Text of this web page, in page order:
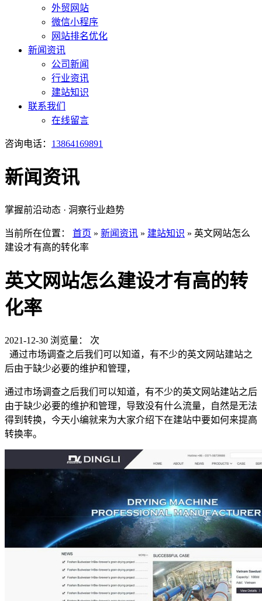
外贸网站
微信小程序
网站排名优化
新闻资讯
公司新闻
行业资讯
建站知识
联系我们
在线留言
咨询电话： 13864169891
新闻资讯
掌握前沿动态 · 洞察行业趋势
当前所在位置： 首页 » 新闻资讯 » 建站知识 » 英文网站怎么
建设才有高的转化率
英文网站怎么建设才有高的转
化率
2021-12-30 浏览量：
次
通过市场调查之后我们可以知道，有不少的英文网站建站之
后由于缺少必要的维护和管理，
通过市场调查之后我们可以知道，有不少的英文网站建站之后
由于缺少必要的维护和管理，导致没有什么流量，自然是无法
得到转换，今天小编就来为大家介绍下在建站中要如何来提高
转换率。